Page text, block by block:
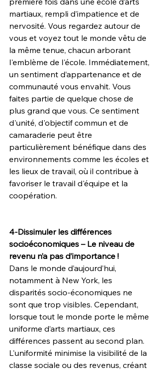
martiaux, rempli d’impatience et de
nervosité. Vous regardez autour de
vous et voyez tout le monde vêtu de
la même tenue, chacun arborant
l'emblème de l'école. Immédiatement,
un sentiment d’appartenance et de
communauté vous envahit. Vous
faites partie de quelque chose de
plus grand que vous. Ce sentiment
d'unité, d'objectif commun et de
camaraderie peut être
particulièrement bénéfique dans des
environnements comme les écoles et
les lieux de travail, où il contribue à
favoriser le travail d'équipe et la
coopération.
4-Dissimuler les différences
socioéconomiques – Le niveau de
revenu n’a pas d’importance !
Dans le monde d’aujourd’hui,
notamment à New York, les
disparités socio-économiques ne
sont que trop visibles. Cependant,
lorsque tout le monde porte le même
uniforme d’arts martiaux, ces
différences passent au second plan.
L'uniformité minimise la visibilité de la
classe sociale ou des revenus, créant